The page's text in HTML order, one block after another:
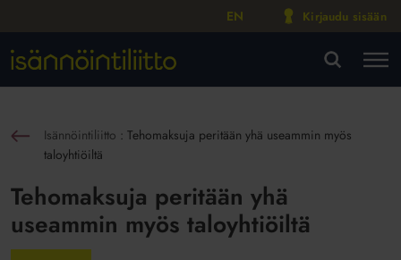
EN Kirjaudu sisään
Isännöintiliitto :Tehomaksuja peritään yhä useammin myös
taloyhtiöiltä
Tehomaksuja peritään yhä
useammin myös taloyhtiöiltä